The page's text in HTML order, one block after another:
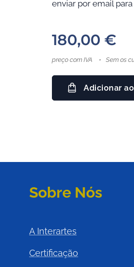
enviar por email
180,00 €
preço com IVA Sem os
Adicionar
Sobre Nós
A Interartes
Certificação